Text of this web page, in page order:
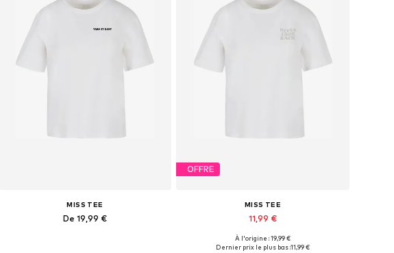
MISS TEE
De 19,99 €
OFFRE
MISS TEE
11,99 €
Tailles disponibles: S, L, XL
À l'origine : 19,99 €
Dernier prix le plus bas :11,99 €